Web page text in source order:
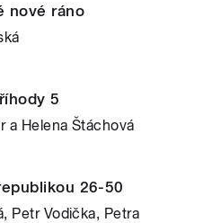
nové ráno
5
a Helena Štáchová
26-50
Petr Vodička, Petra